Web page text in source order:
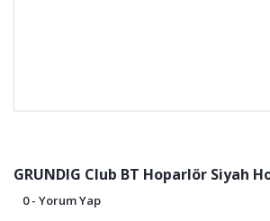
GRUNDIG Club BT Hoparlör Siyah
0 - Yorum Yap